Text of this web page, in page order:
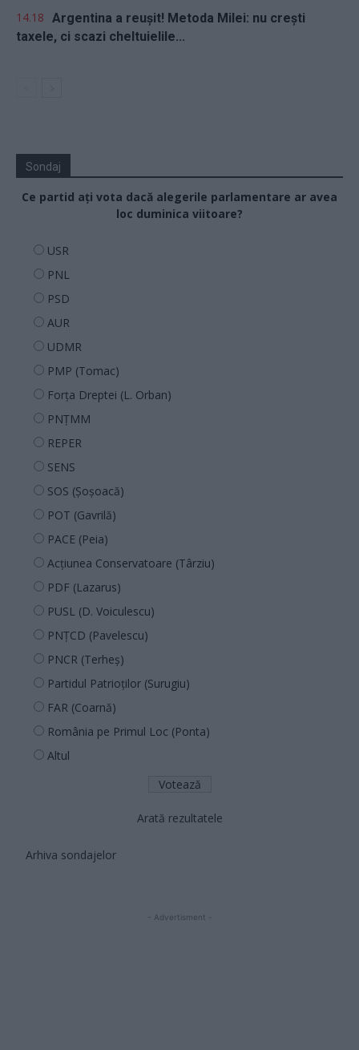
14.18 Argentina a reușit! Metoda Milei: nu crești
taxele, ci scazi cheltuielile...
Sondaj
Ce partid ați vota dacă alegerile parlamentare ar avea
loc duminica viitoare?
USR
PNL
PSD
AUR
UDMR
PMP (Tomac)
Forța Dreptei (L. Orban)
PNȚMM
REPER
SENS
SOS (Șoșoacă)
POT (Gavrilă)
PACE (Peia)
Acțiunea Conservatoare (Târziu)
PDF (Lazarus)
PUSL (D. Voiculescu)
PNȚCD (Pavelescu)
PNCR (Terheș)
Partidul Patrioților (Surugiu)
FAR (Coarnă)
România pe Primul Loc (Ponta)
Altul
Arată rezultatele
Arhiva sondajelor
- Advertisment -